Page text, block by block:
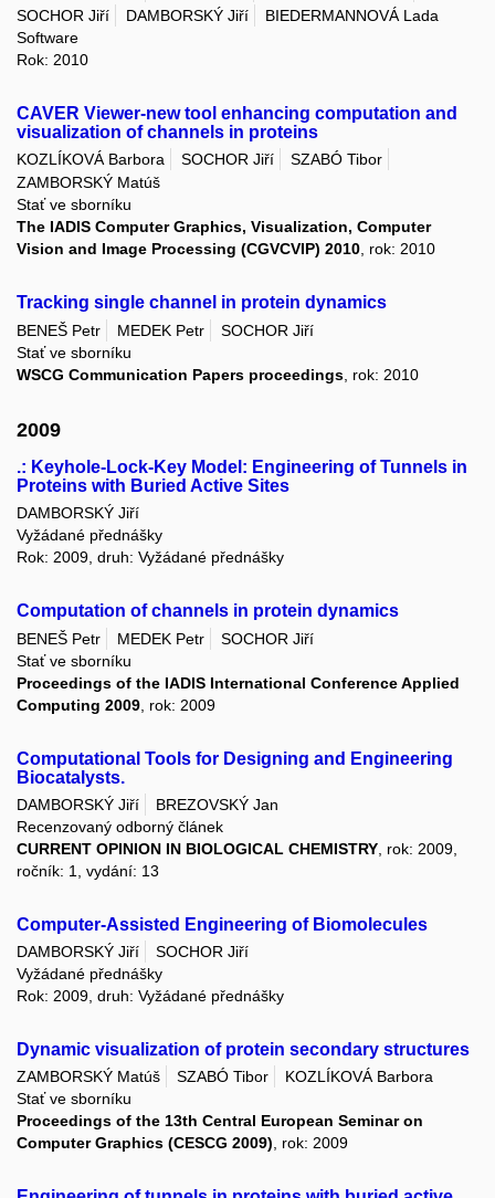
SOCHOR Jiří
DAMBORSKÝ Jiří
BIEDERMANNOVÁ Lada
Software
Rok: 2010
CAVER Viewer-new tool enhancing computation and
visualization of channels in proteins
KOZLÍKOVÁ Barbora SOCHOR Jiří
SZABÓ Tibor
ZAMBORSKÝ Matúš
Stať ve sborníku
The IADIS Computer Graphics, Visualization, Computer
Vision and Image Processing (CGVCVIP) 2010, rok: 2010
Tracking single channel in protein dynamics
BENEŠ Petr MEDEK Petr
SOCHOR Jiří
Stať ve sborníku
WSCG Communication Papers proceedings , rok: 2010
2009
.: Keyhole-Lock-Key Model: Engineering of Tunnels in
Proteins with Buried Active Sites
DAMBORSKÝ Jiří
Vyžádané přednášky
Rok: 2009, druh: Vyžádané přednášky
Computation of channels in protein dynamics
BENEŠ Petr MEDEK Petr
SOCHOR Jiří
Stať ve sborníku
Proceedings of the IADIS International Conference Applied
Computing 2009 , rok: 2009
Computational Tools for Designing and Engineering
Biocatalysts.
DAMBORSKÝ Jiří
BREZOVSKÝ Jan
Recenzovaný odborný článek
CURRENT OPINION IN BIOLOGICAL CHEMISTRY , rok: 2009,
ročník: 1, vydání: 13
Computer-Assisted Engineering of Biomolecules
DAMBORSKÝ Jiří
SOCHOR Jiří
Vyžádané přednášky
Rok: 2009, druh: Vyžádané přednášky
Dynamic visualization of protein secondary structures
ZAMBORSKÝ Matúš SZABÓ Tibor
KOZLÍKOVÁ Barbora
Stať ve sborníku
Proceedings of the 13th Central European Seminar on
Computer Graphics (CESCG 2009), rok: 2009